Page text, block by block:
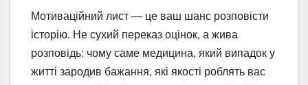
Мотиваційний лист — це ваш шанс розповісти
історію. Не сухий переказ оцінок, а жива
розповідь: чому саме медицина, який випадок у
житті зародив бажання, які якості роблять вас